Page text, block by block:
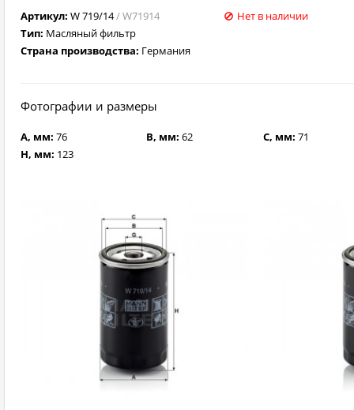
Артикул: W 719/14/ W71914
Тип: Масляный фильтр
Страна производства: Германия
Нет в наличии
Фотографии и размеры
A, мм: 76 B, мм: 62 C, мм:71
H, мм: 123